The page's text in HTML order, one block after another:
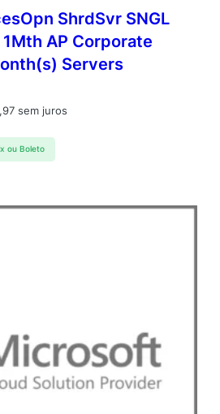
ShrdSvr SNGL
1Mth AP Corporate
Servers
sem juros
ou Boleto